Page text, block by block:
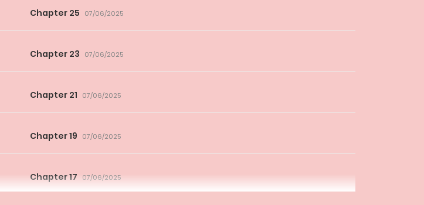
Chapter 25 07/06/2025
Chapter 23 07/06/2025
Chapter 21 07/06/2025
Chapter 19 07/06/2025
Chapter 17 07/06/2025